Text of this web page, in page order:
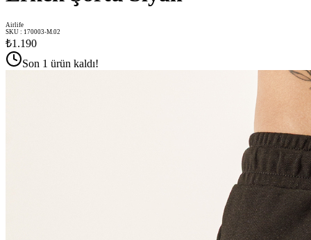
Airlife
SKU : 170003-M.02
₺1.190
Son 1 ürün kaldı!